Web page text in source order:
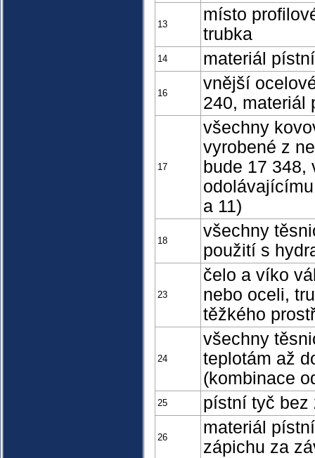
13
místo
trubka
14 materiál
16
vnější
240, materiál
17
všechny
vyrobené z
bude 17 348,
a 11)
18
všechny
použití s
23
čelo a víko
nebo oceli,
těžkého
24
všechny
teplotám až
(kombinace
25 pístní tyč bez
26
materiál
zápichu za